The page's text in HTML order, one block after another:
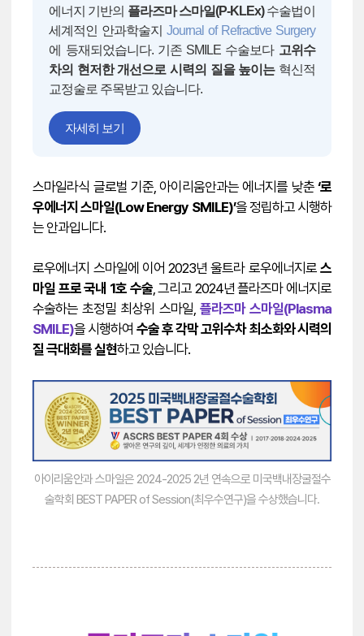
에너지 기반의 플라즈마 스마일(P-KLEx)수술법이
세계적인 안과학술지Journal of Refractive Surgery
에 등재되었습니다. 기존 SMILE 수술보다 고위수
차의 현저한 개선으로 시력의 질을 높이는혁신적
교정술로 주목받고 있습니다.
자세히 보기
스마일라식 글로벌 기준, 아이리움안과는 에너지를 낮춘 ‘로
우에너지 스마일(Low Energy SMILE)’을 정립하고 시행하
는 안과입니다.
로우에너지 스마일에 이어 2023년 울트라 로우에너지로 스
마일 프로 국내 1호 수술, 그리고 2024년 플라즈마 에너지로
수술하는 초정밀 최상위 스마일, 플라즈마 스마일(Plasma
SMILE)을 시행하여 수술 후 각막 고위수차 최소화와 시력의
질 극대화를 실현하고 있습니다.
아이리움안과 스마일은 2024-2025 2년 연속으로 미국백내장굴절수
술학회 BEST PAPER of Session(최우수연구)을 수상했습니다.